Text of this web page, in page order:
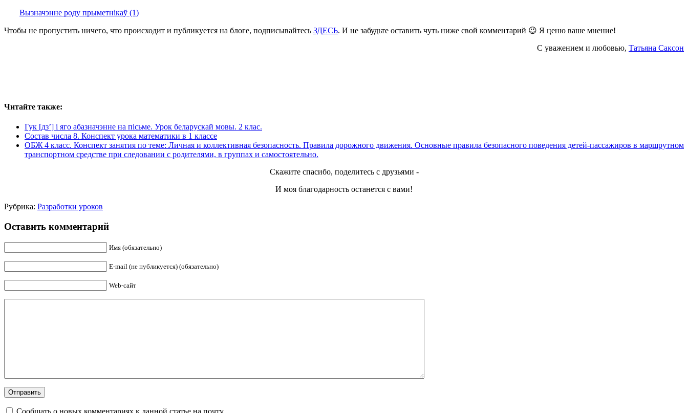
Вызначэнне роду прыметнікаў (1)
Чтобы не пропустить ничего, что происходит и публикуется на блоге, подписывайтесь ЗДЕСЬ. И не забудьте оставить чуть ниже свой комментарий 😉 Я ценю ваше мнение!
С уважением и любовью, Татьяна Саксон
Читайте также:
Гук [дз’] і яго абазначэнне на пісьме. Урок беларускай мовы. 2 клас.
Состав числа 8. Конспект урока математики в 1 классе
ОБЖ 4 класс. Конспект занятия по теме: Личная и коллективная безопасность. Правила дорожного движения. Основные правила безопасного поведения детей-пассажиров в маршрутном
транспортном средстве при следовании с родителями, в группах и самостоятельно.
Скажите спасибо, поделитесь с друзьями -
И моя благодарность останется с вами!
Рубрика: Разработки уроков
Оставить комментарий
Имя (обязательно)
E-mail (не публикуется) (обязательно)
Web-сайт
Сообщать о новых комментариях к данной статье на почту